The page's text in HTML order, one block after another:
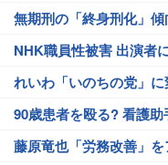
無期刑の「終身刑化」傾
NHK職員性被害 出演者
れいわ「いのちの党」
90歳患者を殴る? 看護助
藤原竜也「労務改善」